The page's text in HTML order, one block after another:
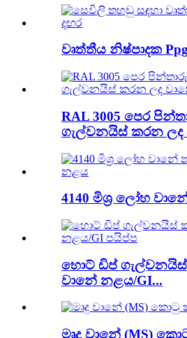
වෘත්තීය නිෂ්පාදක
RAL 3005 පෙර
ගැල්වනයිස් කරන ලද
4140 මිශ්‍ර ලෝහ
හොට් ඩිප්
වානේ නළය/GI...
මෘදු වානේ (MS)